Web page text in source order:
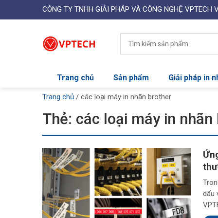
CÔNG TY TNHH GIẢI PHÁP VÀ CÔNG NGHỆ VPTECH
Trang chủ Sản phẩm Giải pháp in
Trang chủ / các loại máy in nhãn brother
Thẻ: các loại máy in
dấu